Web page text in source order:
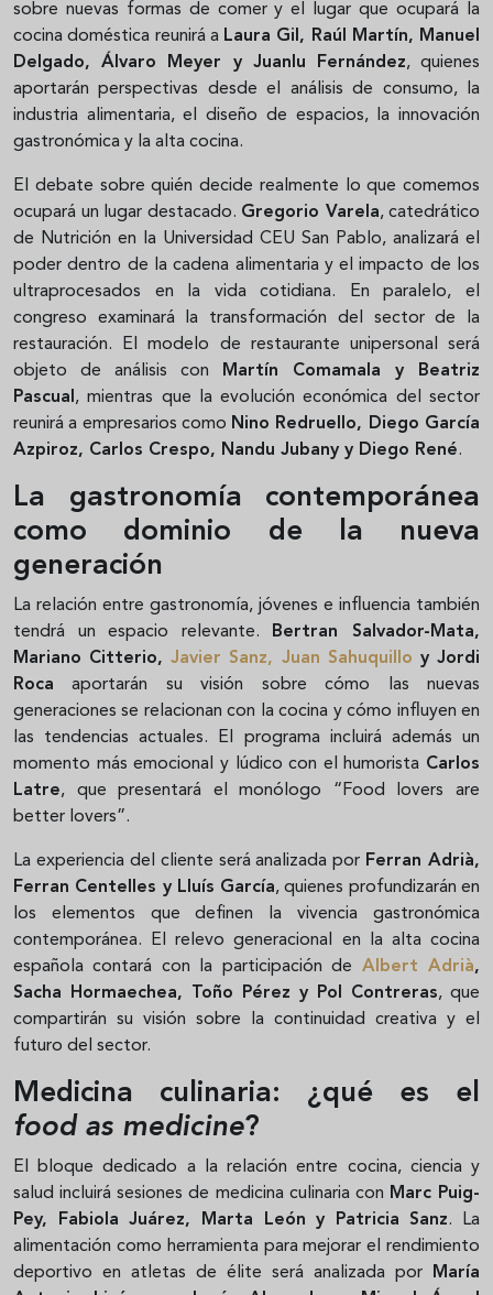
sobre nuevas formas de comer y el lugar que ocupará la
cocina doméstica reunirá a Laura Gil, Raúl Martín, Manuel
Delgado, Álvaro Meyer y Juanlu Fernández, quienes
aportarán perspectivas desde el análisis de consumo, la
industria alimentaria, el diseño de espacios, la innovación
gastronómica y la alta cocina.
El debate sobre quién decide realmente lo que comemos
ocupará un lugar destacado. Gregorio Varela, catedrático
de Nutrición en la Universidad CEU San Pablo, analizará el
poder dentro de la cadena alimentaria y el impacto de los
ultraprocesados en la vida cotidiana. En paralelo, el
congreso examinará la transformación del sector de la
restauración. El modelo de restaurante unipersonal será
objeto de análisis con Martín Comamala y Beatriz
Pascual, mientras que la evolución económica del sector
reunirá a empresarios como Nino Redruello, Diego García
Azpiroz, Carlos Crespo, Nandu Jubany y Diego René.
La gastronomía contemporánea
como dominio de la nueva
generación
La relación entre gastronomía, jóvenes e influencia también
tendrá un espacio relevante. Bertran Salvador-Mata,
Mariano Citterio,Javier Sanz, Juan Sahuquillo y Jordi
Roca aportarán su visión sobre cómo las nuevas
generaciones se relacionan con la cocina y cómo influyen en
las tendencias actuales. El programa incluirá además un
momento más emocional y lúdico con el humorista Carlos
Latre, que presentará el monólogo “Food lovers are
better lovers”.
La experiencia del cliente será analizada por Ferran Adrià,
Ferran Centelles y Lluís García, quienes profundizarán en
los elementos que definen la vivencia gastronómica
contemporánea. El relevo generacional en la alta cocina
española contará con la participación de Albert Adrià,
Sacha Hormaechea, Toño Pérez y Pol Contreras, que
compartirán su visión sobre la continuidad creativa y el
futuro del sector.
Medicina culinaria: ¿qué es el
food as medicine?
El bloque dedicado a la relación entre cocina, ciencia y
salud incluirá sesiones de medicina culinaria con Marc Puig-
Pey, Fabiola Juárez, Marta León y Patricia Sanz. La
alimentación como herramienta para mejorar el rendimiento
deportivo en atletas de élite será analizada por María